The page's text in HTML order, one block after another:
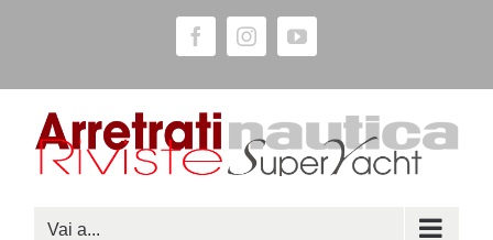
contenuto
FacebookInstagramYouTube
Vai a...